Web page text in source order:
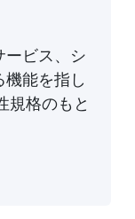
ービス、シ
機能を指し
規格のもと